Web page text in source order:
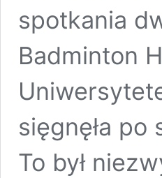
spotkania
Badminton
sięgnęła
To był